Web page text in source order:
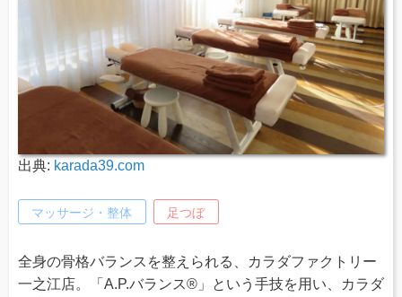
出典: karada39.com
マッサージ・整体 足つぼ
全身の骨格バランスを整えられる、カラダファクトリー
一之江店。「A.P.バランス®」という手技を用い、カラダ